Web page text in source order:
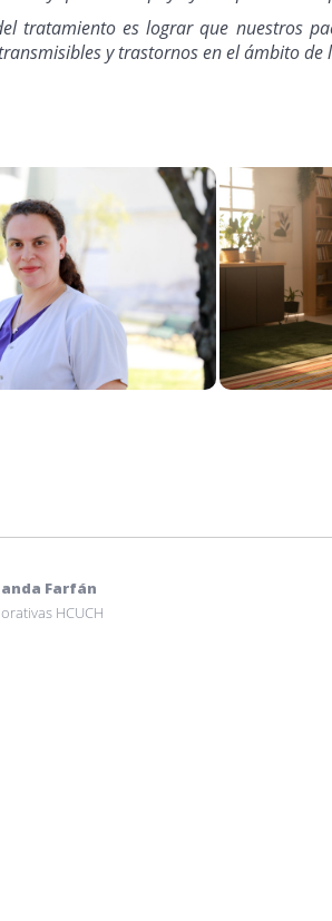
tratamiento es lograr que nuestros
y trastornos en el ámbito
Farfán
HCUCH